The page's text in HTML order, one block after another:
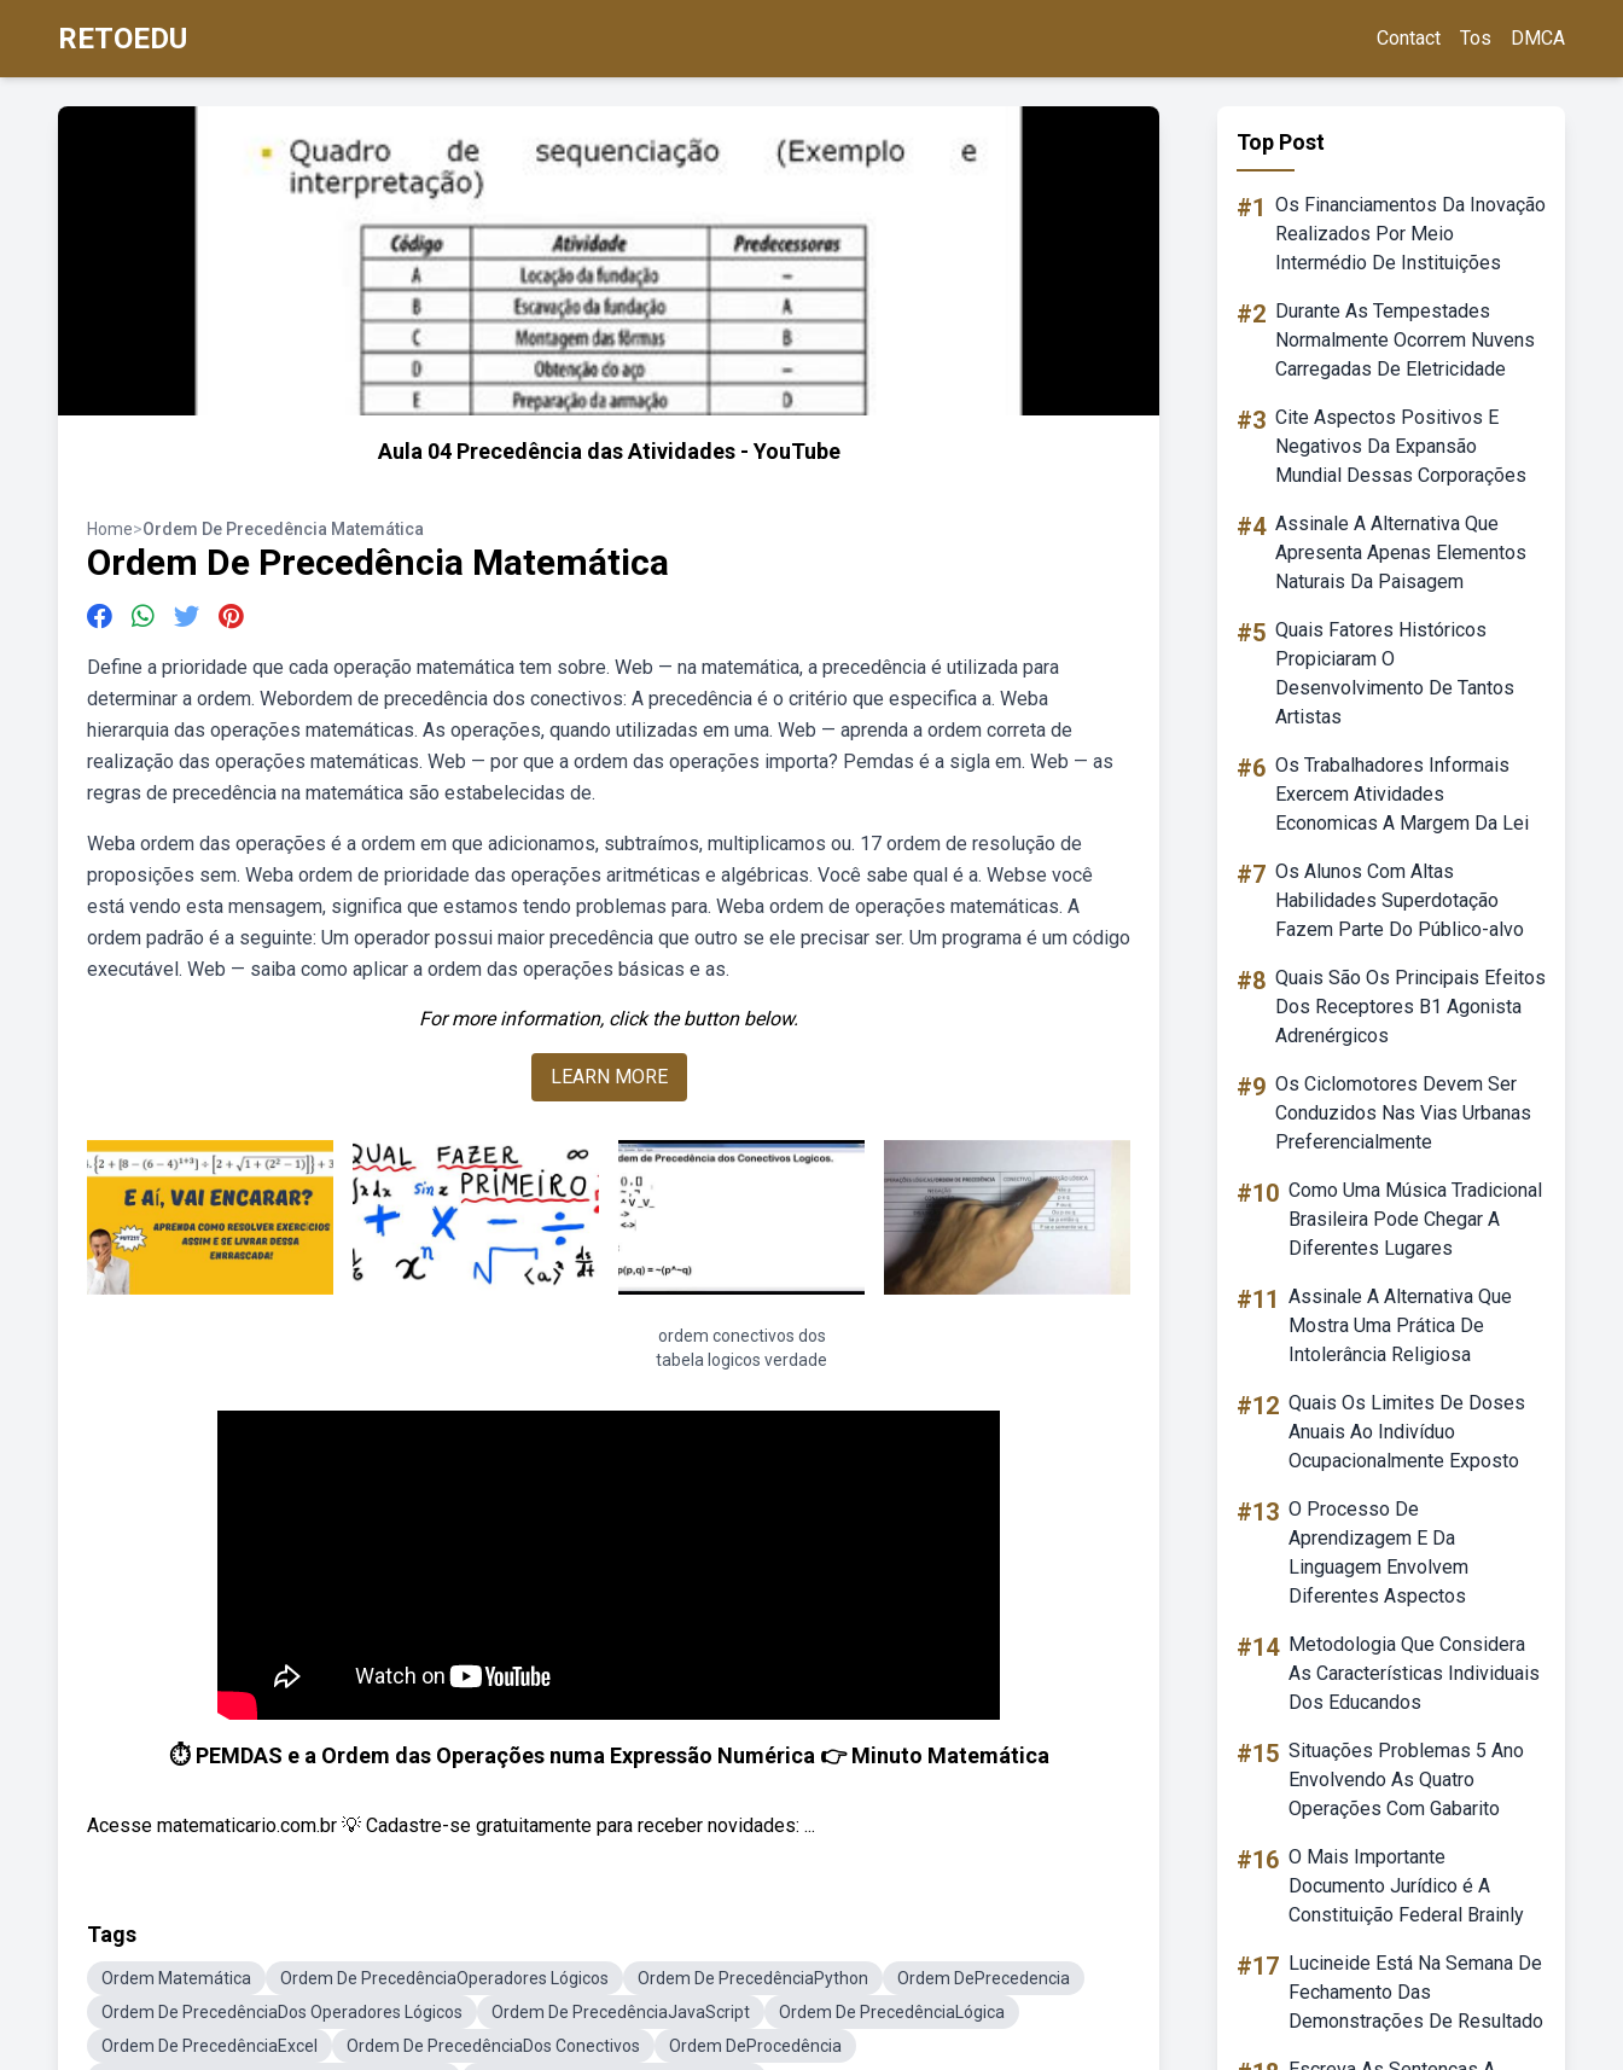
RETOEDU Contact Tos DMCA
Aula 04 Precedência das Atividades - YouTube
Home>Ordem De Precedência Matemática
Ordem De Precedência Matemática
Define a prioridade que cada operação matemática tem sobre. Web — na matemática, a precedência é utilizada para
determinar a ordem. Webordem de precedência dos conectivos: A precedência é o critério que especifica a. Weba
hierarquia das operações matemáticas. As operações, quando utilizadas em uma. Web — aprenda a ordem correta de
realização das operações matemáticas. Web — por que a ordem das operações importa? Pemdas é a sigla em. Web — as
regras de precedência na matemática são estabelecidas de.
Weba ordem das operações é a ordem em que adicionamos, subtraímos, multiplicamos ou. 17 ordem de resolução de
proposições sem. Weba ordem de prioridade das operações aritméticas e algébricas. Você sabe qual é a. Webse você
está vendo esta mensagem, significa que estamos tendo problemas para. Weba ordem de operações matemáticas. A
ordem padrão é a seguinte: Um operador possui maior precedência que outro se ele precisar ser. Um programa é um código
executável. Web — saiba como aplicar a ordem das operações básicas e as.
For more information, click the button below.
LEARN MORE
ordem conectivos dos
tabela logicos verdade
⏱ PEMDAS e a Ordem das Operações numa Expressão Numérica 👉 Minuto Matemática
Acesse matematicario.com.br 💡 Cadastre-se gratuitamente para receber novidades: ...
Tags
Ordem Matemática Ordem De PrecedênciaOperadores Lógicos Ordem De PrecedênciaPython
Ordem DePrecedencia
Ordem De PrecedênciaDos Operadores Lógicos
Ordem De PrecedênciaJavaScript
Ordem De PrecedênciaLógica
Ordem De PrecedênciaExcel
Ordem De PrecedênciaDos Conectivos
Ordem DeProcedência
Top Post
#1 Os Financiamentos Da Inovação
Realizados Por Meio
Intermédio De Instituições
#2 Durante As Tempestades
Normalmente Ocorrem Nuvens
Carregadas De Eletricidade
#3 Cite Aspectos Positivos E
Negativos Da Expansão
Mundial Dessas Corporações
#4 Assinale A Alternativa Que
Apresenta Apenas Elementos
Naturais Da Paisagem
#5 Quais Fatores Históricos
Propiciaram O
Desenvolvimento De Tantos
Artistas
#6 Os Trabalhadores Informais
Exercem Atividades
Economicas A Margem Da Lei
#7 Os Alunos Com Altas
Habilidades Superdotação
Fazem Parte Do Público-alvo
#8 Quais São Os Principais Efeitos
Dos Receptores B1 Agonista
Adrenérgicos
#9 Os Ciclomotores Devem Ser
Conduzidos Nas Vias Urbanas
Preferencialmente
#10 Como Uma Música Tradicional
Brasileira Pode Chegar A
Diferentes Lugares
#11 Assinale A Alternativa Que
Mostra Uma Prática De
Intolerância Religiosa
#12 Quais Os Limites De Doses
Anuais Ao Indivíduo
Ocupacionalmente Exposto
#13 O Processo De
Aprendizagem E Da
Linguagem Envolvem
Diferentes Aspectos
#14 Metodologia Que Considera
As Características Individuais
Dos Educandos
#15 Situações Problemas 5 Ano
Envolvendo As Quatro
Operações Com Gabarito
#16 O Mais Importante
Documento Jurídico é A
Constituição Federal Brainly
#17 Lucineide Está Na Semana De
Fechamento Das
Demonstrações De Resultado